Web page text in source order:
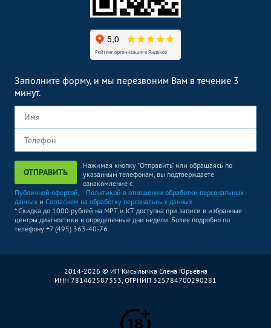
Заполните форму, и мы перезвоним Вам в течение 3
минут.
ОТПРАВИТЬ
Нажимая кнопку "Отправить" или обращаясь по
указанным телефонам, вы подтверждаете
ознакомление с
Публичной офертой,
Политикой в отношении обработки персональных
данных и Согласием на обработку персональных данных
* Скидка до 1000 рублей на МРТ и КТ доступна при записи в избранные
центры диагностики в определенные дни недели. Более подробно по
телефону +7 (495) 363-40-76.
2014-2026 © ИП Кисылычка Елена Юрьевна
ИНН 781462587353, ОГРНИП 325784700290281